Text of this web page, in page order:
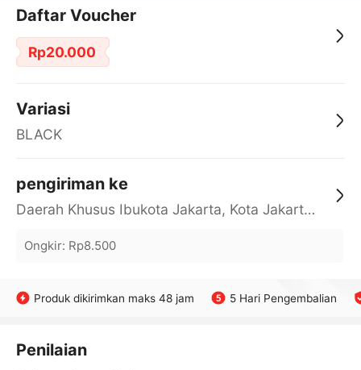
Daftar Voucher
Rp20.000
Variasi
BLACK
pengiriman ke
Daerah Khusus Ibukota Jakarta, Kota Jakarta Barat, Cengkareng, yy
Ongkir: Rp8.500
Produk dikirimkan maks 48 jam 5 Hari Pengembalian
Penilaian